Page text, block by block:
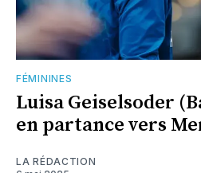
FÉMININES
Luisa Geiselsoder
en partance vers
LA RÉDACTION